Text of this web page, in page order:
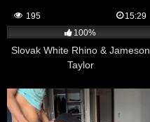
195
15:29
100%
Slovak White Rhino & Jameson
Taylor